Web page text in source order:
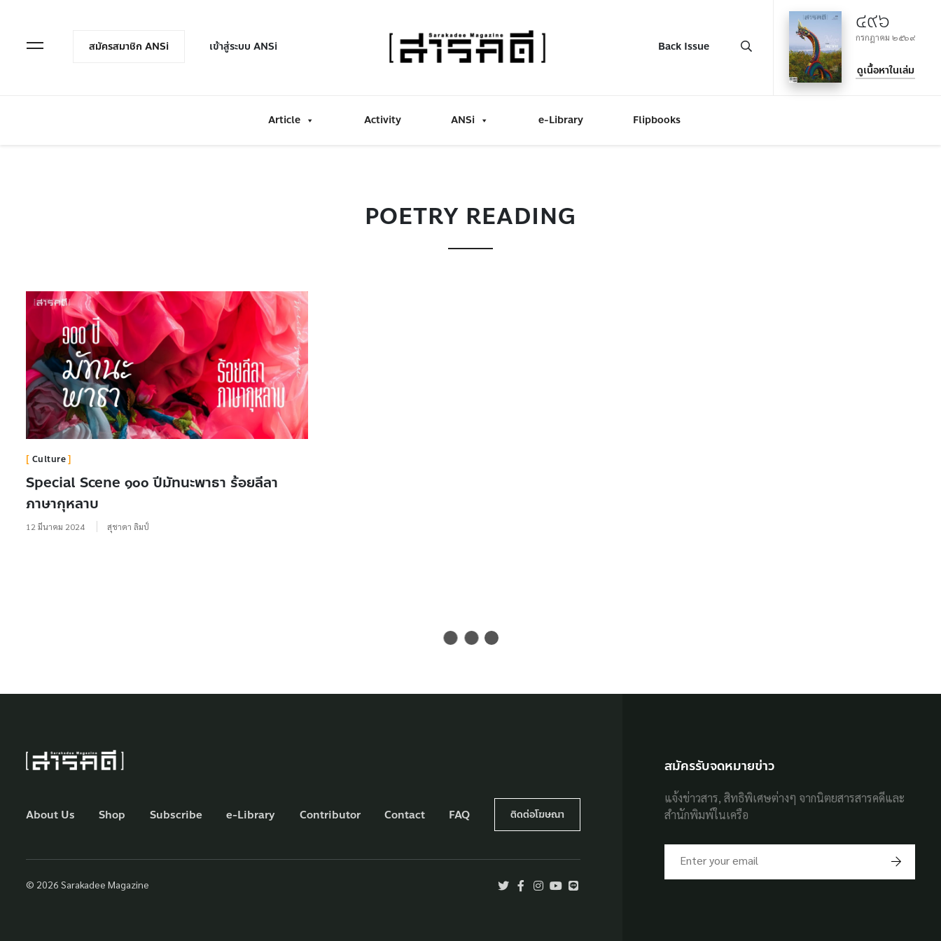
Open Menuสมัครสมาชิก ANSi เข้าสู่ระบบ ANSi Back Issue
๔๙๖
กรกฎาคม ๒๕๖๙
ดูเนื้อหาในเล่ม
Article Activity ANSi e-Library Flipbooks
POETRY READING
Culture
Special Scene ๑๐๐ ปีมัทนะพาธา ร้อยลีลา
ภาษากุหลาบ
12 มีนาคม 2024 สุชาดา ลิมป์
About Us Shop Subscribe e-Library Contributor Contact FAQ ติดต่อโฆษณา
© 2026 Sarakadee Magazine
สมัครรับจดหมายข่าว
แจ้งข่าวสาร, สิทธิพิเศษต่างๆ จากนิตยสารสารคดีและ
สำนักพิมพ์ในเครือ